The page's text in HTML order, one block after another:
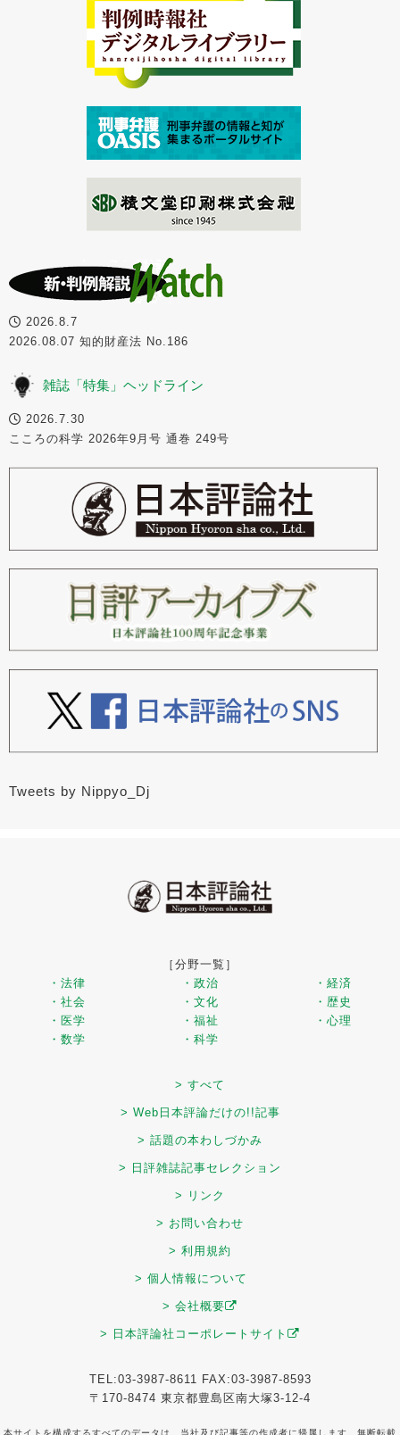
2026.8.7
2026.08.07 知的財産法 No.186
雑誌「特集」ヘッドライン
2026.7.30
こころの科学 2026年9月号 通巻 249号
Tweets by Nippyo_Dj
［分野一覧］
・法律
・政治
・経済
・社会
・文化
・歴史
・医学
・福祉
・心理
・数学
・科学
> すべて
> Web日本評論だけの!!記事
> 話題の本わしづかみ
> 日評雑誌記事セレクション
> リンク
> お問い合わせ
> 利用規約
> 個人情報について
> 会社概要
> 日本評論社コーポレートサイト
TEL:03-3987-8611 FAX:03-3987-8593
〒170-8474 東京都豊島区南大塚3-12-4
本サイトを構成するすべてのデータは、当社及び記事等の作成者に帰属します。無断転載